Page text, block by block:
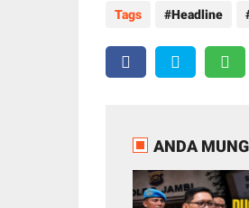
Tags Headline
ANDA